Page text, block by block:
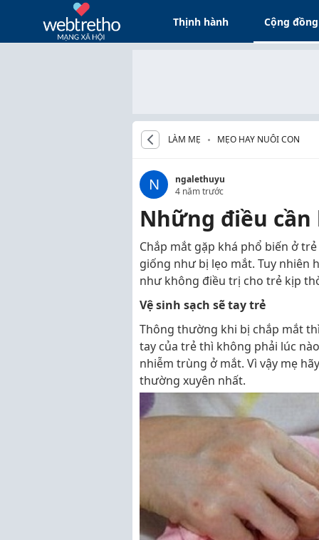
Thịnh hành Cộng đồng
LÀM MẸ MẸO HAY NUÔI CON
N
ngalethuyu
4 năm trước
Những điều
Chắp mắt gặp khá phổ biến ở
giống như bị lẹo mắt. Tuy nhiên
như không điều trị cho trẻ kịp
Vệ sinh sạch sẽ tay trẻ
Thông thường khi bị chắp mắt
tay của trẻ thì không phải lúc
nhiễm trùng ở mắt. Vì vậy mẹ
thường xuyên nhất.